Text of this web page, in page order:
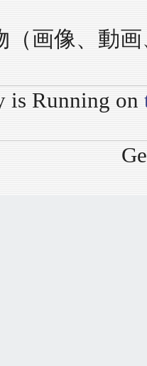
（画像、動
is Running on